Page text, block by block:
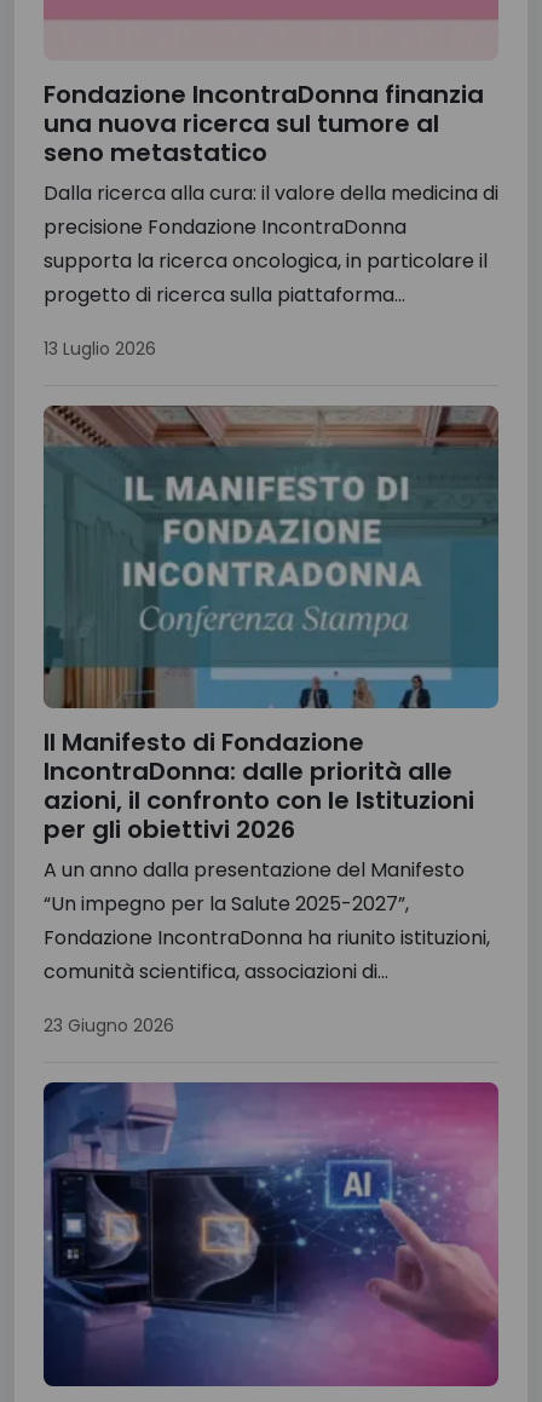
Fondazione IncontraDonna finanzia
una nuova ricerca sul tumore al
seno metastatico
Dalla ricerca alla cura: il valore della medicina di
precisione Fondazione IncontraDonna
supporta la ricerca oncologica, in particolare il
progetto di ricerca sulla piattaforma...
13 Luglio 2026
Il Manifesto di Fondazione
IncontraDonna: dalle priorità alle
azioni, il confronto con le Istituzioni
per gli obiettivi 2026
A un anno dalla presentazione del Manifesto
“Un impegno per la Salute 2025-2027”,
Fondazione IncontraDonna ha riunito istituzioni,
comunità scientifica, associazioni di...
23 Giugno 2026